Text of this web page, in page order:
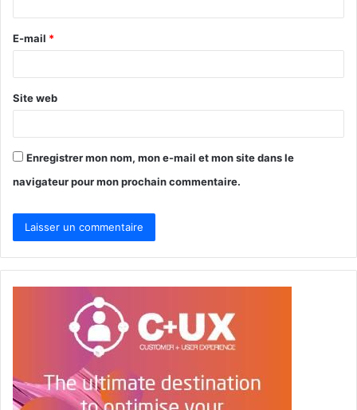
e
*
E-mail *
Site web
Enregistrer mon nom, mon e-mail et mon site dans le
navigateur pour mon prochain commentaire.